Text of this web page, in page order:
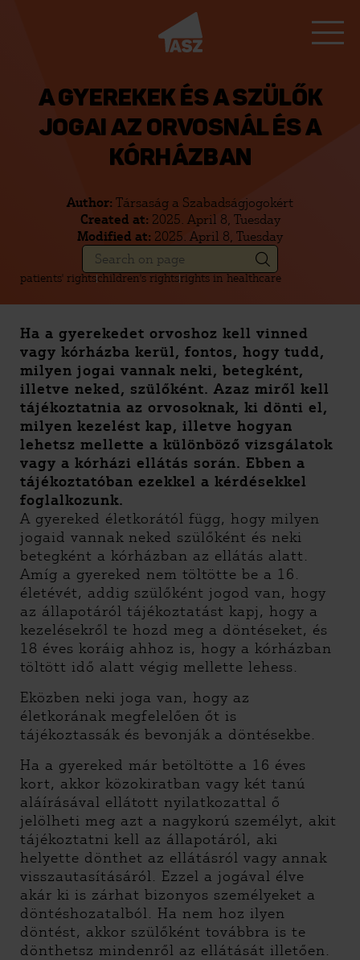
A GYEREKEK ÉS A SZÜLŐK
JOGAI AZ ORVOSNÁL ÉS A
KÓRHÁZBAN
Author: Társaság a Szabadságjogokért
Created at: 2025. April 8, Tuesday
Modified at: 2025. April 8, Tuesday
patients' rightschildren's rightsrights in healthcare
Ha a gyerekedet orvoshoz kell vinned
vagy kórházba kerül, fontos, hogy tudd,
milyen jogai vannak neki, betegként,
illetve neked, szülőként. Azaz miről kell
tájékoztatnia az orvosoknak, ki dönti el,
milyen kezelést kap, illetve hogyan
lehetsz mellette a különböző vizsgálatok
vagy a kórházi ellátás során. Ebben a
tájékoztatóban ezekkel a kérdésekkel
foglalkozunk.
A gyereked életkorától függ, hogy milyen
jogaid vannak neked szülőként és neki
betegként a kórházban az ellátás alatt.
Amíg a gyereked nem töltötte be a 16.
életévét, addig szülőként jogod van, hogy
az állapotáról tájékoztatást kapj, hogy a
kezelésekről te hozd meg a döntéseket, és
18 éves koráig ahhoz is, hogy a kórházban
töltött idő alatt végig mellette lehess.
Eközben neki joga van, hogy az
életkorának megfelelően őt is
tájékoztassák és bevonják a döntésekbe.
Ha a gyereked már betöltötte a 16 éves
kort, akkor közokiratban vagy két tanú
aláírásával ellátott nyilatkozattal ő
jelölheti meg azt a nagykorú személyt, akit
tájékoztatni kell az állapotáról, aki
helyette dönthet az ellátásról vagy annak
visszautasításáról. Ezzel a jogával élve
akár ki is zárhat bizonyos személyeket a
döntéshozatalból. Ha nem hoz ilyen
döntést, akkor szülőként továbbra is te
dönthetsz mindenről az ellátását illetően.